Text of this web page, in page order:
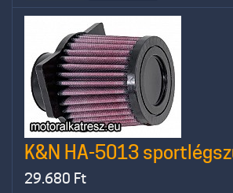
K&N HA-5013
29.680 Ft